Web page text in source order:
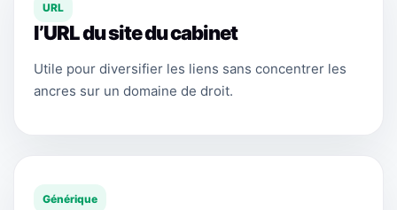
URL
l’URL du site du cabinet
Utile pour diversifier les liens sans concentrer les
ancres sur un domaine de droit.
Générique